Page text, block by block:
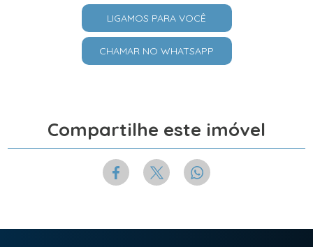
LIGAMOS PARA VOCÊ
CHAMAR NO WHATSAPP
Compartilhe este imóvel